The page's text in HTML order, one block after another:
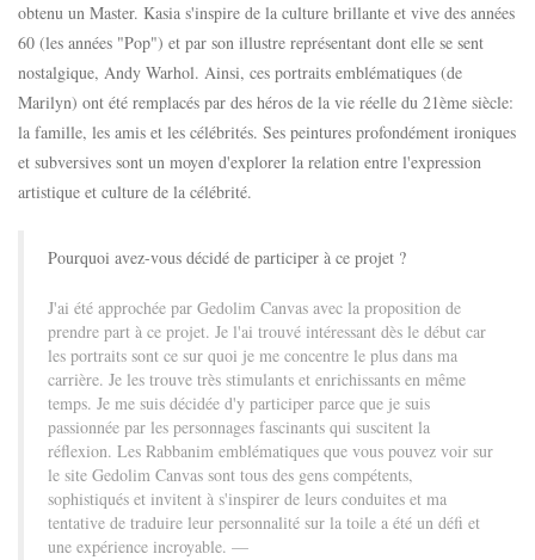
obtenu un Master. Kasia s'inspire de la culture brillante et vive des années
60 (les années "Pop") et par son illustre représentant dont elle se sent
nostalgique, Andy Warhol. Ainsi, ces portraits emblématiques (de
Marilyn) ont été remplacés par des héros de la vie réelle du 21ème siècle:
la famille, les amis et les célébrités. Ses peintures profondément ironiques
et subversives sont un moyen d'explorer la relation entre l'expression
artistique et culture de la célébrité.
Pourquoi avez-vous décidé de participer à ce projet ?
J'ai été approchée par Gedolim Canvas avec la proposition de
prendre part à ce projet. Je l'ai trouvé intéressant dès le début car
les portraits sont ce sur quoi je me concentre le plus dans ma
carrière. Je les trouve très stimulants et enrichissants en même
temps. Je me suis décidée d'y participer parce que je suis
passionnée par les personnages fascinants qui suscitent la
réflexion. Les Rabbanim emblématiques que vous pouvez voir sur
le site Gedolim Canvas sont tous des gens compétents,
sophistiqués et invitent à s'inspirer de leurs conduites et ma
tentative de traduire leur personnalité sur la toile a été un défi et
une expérience incroyable.